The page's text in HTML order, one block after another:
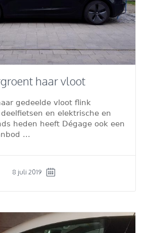
haar vloot
gedeelde vloot flink
en elektrische en
heden heeft Dégage ook een
...
8 juli 2019